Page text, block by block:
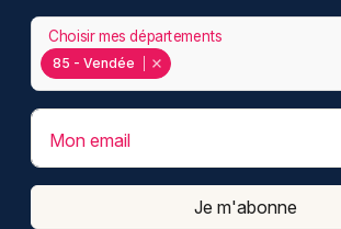
85 - Vendée
Choisir mes départements
Mon email
Je m'abonne